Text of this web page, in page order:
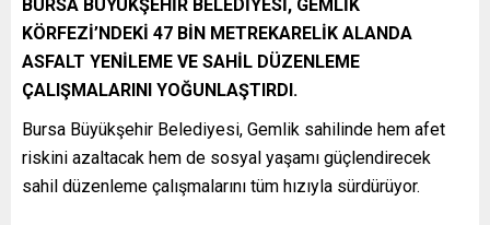
BURSA BÜYÜKŞEHİR BELEDİYESİ, GEMLİK
KÖRFEZİ’NDEKİ 47 BİN METREKARELİK ALANDA
ASFALT YENİLEME VE SAHİL DÜZENLEME
ÇALIŞMALARINI YOĞUNLAŞTIRDI.
Bursa Büyükşehir Belediyesi, Gemlik sahilinde hem afet
riskini azaltacak hem de sosyal yaşamı güçlendirecek
sahil düzenleme çalışmalarını tüm hızıyla sürdürüyor.